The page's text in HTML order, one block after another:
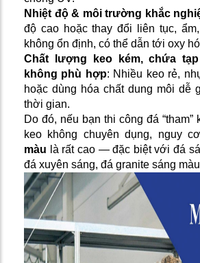
Nhiệt độ & môi trường khắc
độ cao hoặc thay đổi liên tục,
không ổn định, có thể dẫn tới oxy
Chất lượng keo kém, chứa
không phù hợp: Nhiều keo rẻ,
hoặc dùng hóa chất dung môi dễ
thời gian.
Do đó, nếu bạn thi công đá “tham”
keo không chuyên dụng, nguy
màu là rất cao — đặc biệt với đá
đá xuyên sáng, đá granite sáng